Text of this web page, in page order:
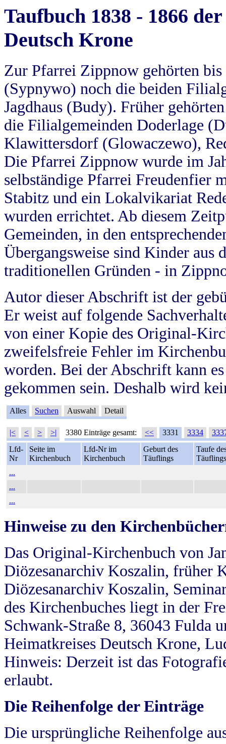
Taufbuch 1838 - 1866
Deutsch Krone
Zur Pfarrei Zippnow gehörten
(Sypnywo) noch die beiden
Jagdhaus (Budy). Früher
die Filialgemeinden Doderlage
Klawittersdorf (Glowaczewo),
Die Pfarrei Zippnow wurde im
selbständige Pfarrei Freudenfier
Stabitz und ein Lokalvikariat
wurden errichtet. Ab diesem
Gemeinden, in den
Übergangsweise sind Kinder aus
traditionellen Gründen - in
Autor dieser Abschrift ist der
Er weist auf folgende
von einer Kopie des Original-
zweifelsfreie Fehler im
worden. Bei der Abschrift kann
gekommen sein. Deshalb wird
Alles Suchen Auswahl Detail
|< < > >| 3380 Einträge gesamt: << 3331 3334
Lfd-
Nr
Seite im
Kirchenbuch
Lfd-Nr im
Kirchenbuch
Geburt des
Täuflings
Taufe
Täuflings
...
...
...
Hinweise zu den
Das Original-Kirchenbuch von
Diözesanarchiv Koszalin, früher
Diözesanarchiv Koszalin,
des Kirchenbuches liegt in der
Schwank-Straße 8, 36043 Fulda
Heimatkreises Deutsch Krone,
Hinweis: Derzeit ist das
erlaubt.
Die Reihenfolge der Einträge
Die ursprüngliche Reihenfolge